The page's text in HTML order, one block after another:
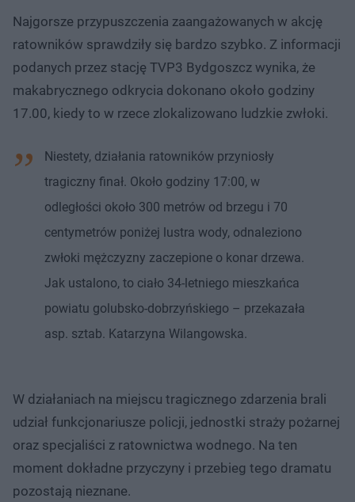
Najgorsze przypuszczenia zaangażowanych w akcję
ratowników sprawdziły się bardzo szybko. Z informacji
podanych przez stację TVP3 Bydgoszcz wynika, że
makabrycznego odkrycia dokonano około godziny
17.00, kiedy to w rzece zlokalizowano ludzkie zwłoki.
Niestety, działania ratowników przyniosły
tragiczny finał. Około godziny 17:00, w
odległości około 300 metrów od brzegu i 70
centymetrów poniżej lustra wody, odnaleziono
zwłoki mężczyzny zaczepione o konar drzewa.
Jak ustalono, to ciało 34-letniego mieszkańca
powiatu golubsko-dobrzyńskiego – przekazała
asp. sztab. Katarzyna Wilangowska.
W działaniach na miejscu tragicznego zdarzenia brali
udział funkcjonariusze policji, jednostki straży pożarnej
oraz specjaliści z ratownictwa wodnego. Na ten
moment dokładne przyczyny i przebieg tego dramatu
pozostają nieznane.